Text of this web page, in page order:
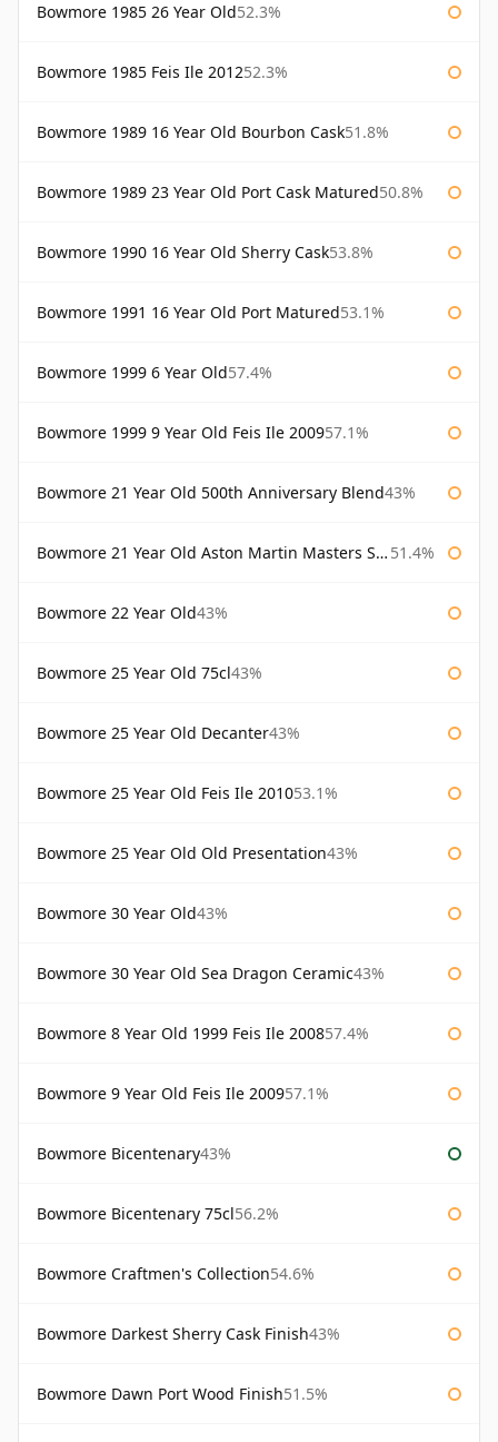
Bowmore 1985 26 Year Old52.3%
Bowmore 1985 Feis Ile 201252.3%
Bowmore 1989 16 Year Old Bourbon Cask51.8%
Bowmore 1989 23 Year Old Port Cask Matured50.8%
Bowmore 1990 16 Year Old Sherry Cask53.8%
Bowmore 1991 16 Year Old Port Matured53.1%
Bowmore 1999 6 Year Old57.4%
Bowmore 1999 9 Year Old Feis Ile 200957.1%
Bowmore 21 Year Old 500th Anniversary Blend43%
Bowmore 21 Year Old Aston Martin Masters Selection 2024 51.4%
Bowmore 22 Year Old43%
Bowmore 25 Year Old 75cl43%
Bowmore 25 Year Old Decanter43%
Bowmore 25 Year Old Feis Ile 201053.1%
Bowmore 25 Year Old Old Presentation43%
Bowmore 30 Year Old43%
Bowmore 30 Year Old Sea Dragon Ceramic43%
Bowmore 8 Year Old 1999 Feis Ile 200857.4%
Bowmore 9 Year Old Feis Ile 200957.1%
Bowmore Bicentenary43%
Bowmore Bicentenary 75cl56.2%
Bowmore Craftmen's Collection54.6%
Bowmore Darkest Sherry Cask Finish43%
Bowmore Dawn Port Wood Finish51.5%